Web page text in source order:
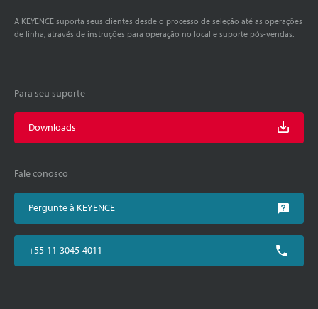
A KEYENCE suporta seus clientes desde o processo de seleção até as operações
de linha, através de instruções para operação no local e suporte pós-vendas.
Para seu suporte
Downloads
Fale conosco
Pergunte à KEYENCE
+55-11-3045-4011